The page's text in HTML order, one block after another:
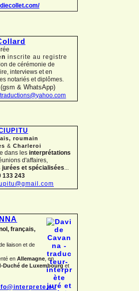
inscrite au registre
de cérémonie de
interviews et en
notariés et diplômes.
(gsm & WhatsApp)
roumain
& Charleroi
dans les interprétations
d'affaires,
et spécialisées
133 243
français,
liaison et de
en Allemagne , en
Duché de Luxembourget